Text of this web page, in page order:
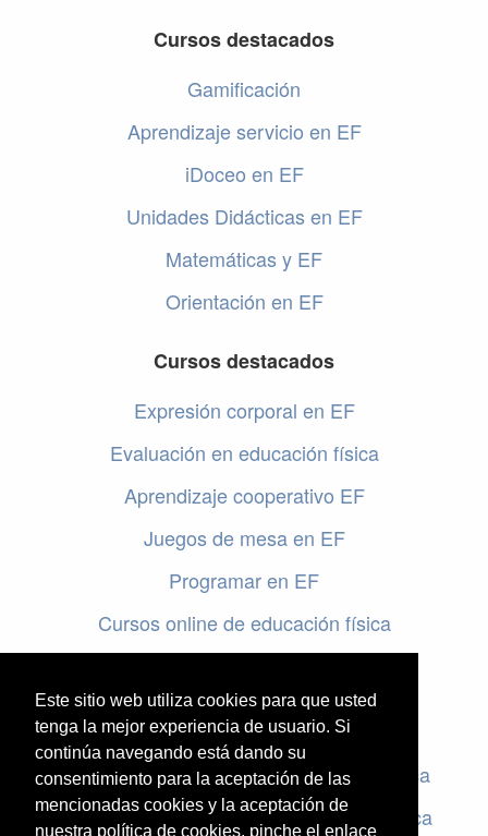
Este sitio web utiliza cookies para que usted
tenga la mejor experiencia de usuario. Si
continúa navegando está dando su
consentimiento para la aceptación de las
mencionadas cookies y la aceptación de
nuestra política de cookies, pinche el enlace
Cursos destacados
Gamificación
Aprendizaje servicio en EF
iDoceo en EF
Unidades Didácticas en EF
Matemáticas y EF
Orientación en EF
Cursos destacados
Expresión corporal en EF
Evaluación en educación física
Aprendizaje cooperativo EF
Juegos de mesa en EF
Programar en EF
Cursos online de educación física
Evaluación en educación física
Criterios de evaluación en educación física
Rúbricas de evaluación en educación física